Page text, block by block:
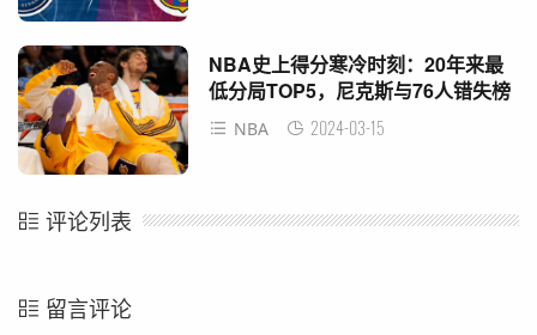
NBA史上得分寒冷时刻：20年来最
低分局TOP5，尼克斯与76人错失榜
单 NBA 2024-03-15
评论列表
留言评论